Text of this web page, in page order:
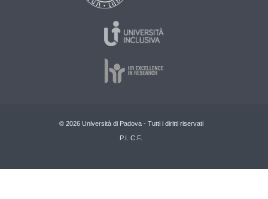
© 2026 Università di Padova - Tutti i diritti riservati
P.I. C.F.